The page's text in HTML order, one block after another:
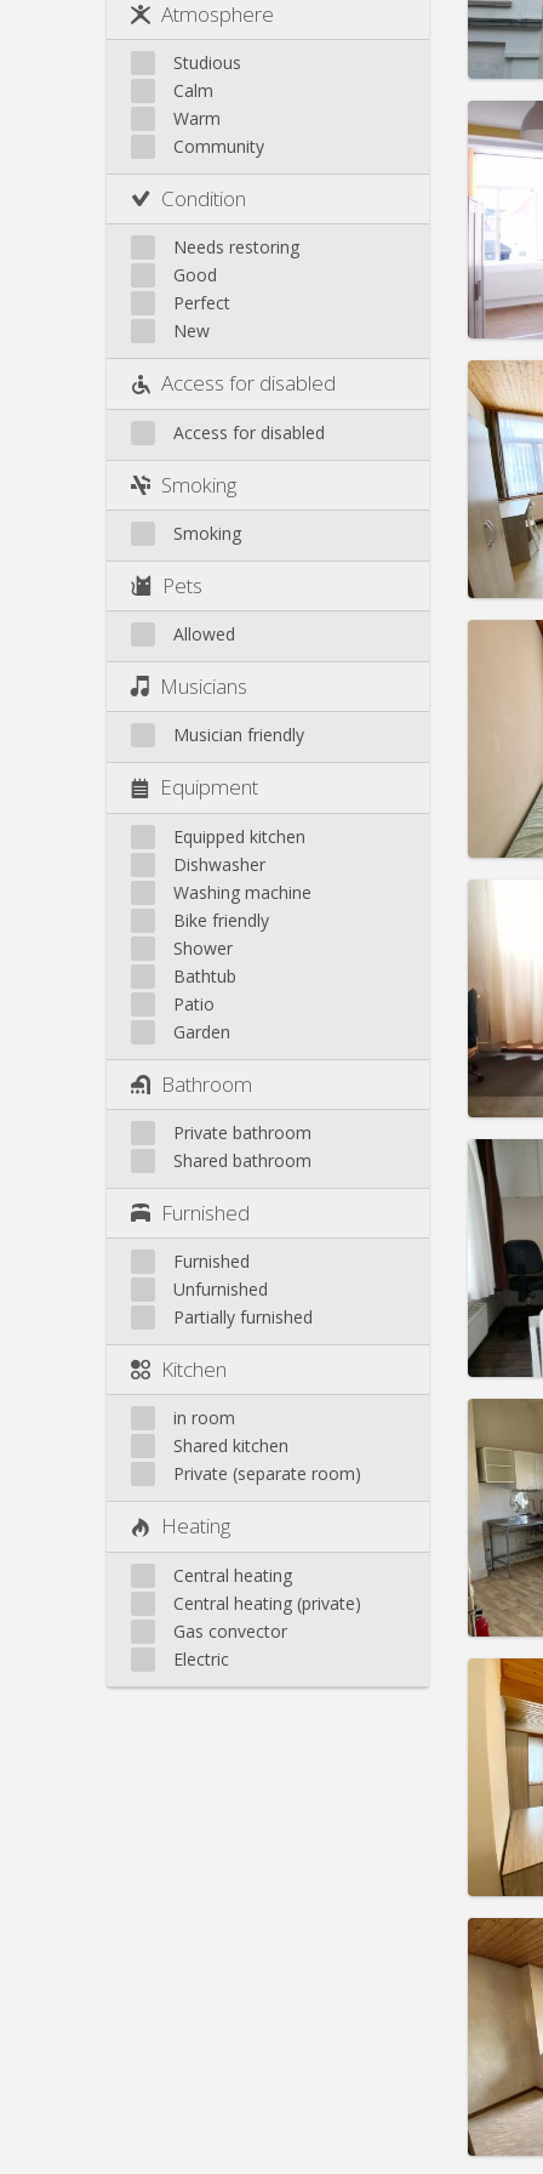
Jette
Koekelberg
Laeken
Molenbeek
Neder-Over-Heembeek
Surroundings
Schaerbeek
Saint-Gilles
Saint-Josse
Uccle
Atmosphere
Studious
Calm
Warm
Community
Condition
Needs restoring
Good
Perfect
New
Access for disabled
Access for disabled
Smoking
Smoking
Pets
Allowed
Musicians
Musician friendly
Equipment
Equipped kitchen
Dishwasher
Washing machine
Bike friendly
Shower
Bathtub
Patio
Garden
Bathroom
Private bathroom
Shared bathroom
Furnished
Furnished
Unfurnished
Partially furnished
Kitchen
in room
Shared kitchen
Private (separate room)
Heating
Central heating
Central heating (private)
Gas convector
Electric
Rent:
Charges:
Rent:
Rent:
Rent:
Rent:
Rent:
Rent: